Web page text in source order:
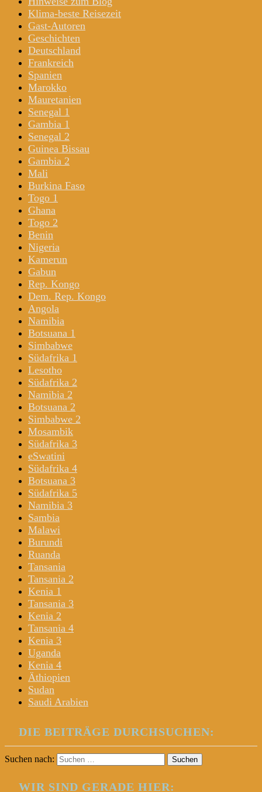
Klima-beste Reisezeit
Gast-Autoren
Geschichten
Deutschland
Frankreich
Spanien
Marokko
Mauretanien
Senegal 1
Gambia 1
Senegal 2
Guinea Bissau
Gambia 2
Mali
Burkina Faso
Togo 1
Ghana
Togo 2
Benin
Nigeria
Kamerun
Gabun
Rep. Kongo
Dem. Rep. Kongo
Angola
Namibia
Botsuana 1
Simbabwe
Südafrika 1
Lesotho
Südafrika 2
Namibia 2
Botsuana 2
Simbabwe 2
Mosambik
Südafrika 3
eSwatini
Südafrika 4
Botsuana 3
Südafrika 5
Namibia 3
Sambia
Malawi
Burundi
Ruanda
Tansania
Tansania 2
Kenia 1
Tansania 3
Kenia 2
Tansania 4
Kenia 3
Uganda
Kenia 4
Äthiopien
Sudan
Saudi Arabien
DIE BEITRÄGE DURCHSUCHEN:
Suchen nach:
WIR SIND GERADE HIER: